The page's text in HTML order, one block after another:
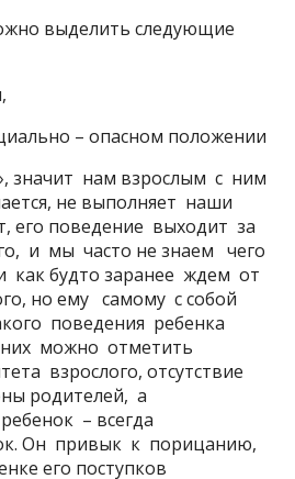
выделить следующие
– опасном положении
значит нам взрослым с ним
не выполняет наши
его поведение выходит за
и мы часто не знаем чего
как будто заранее ждем от
но ему самому с собой
поведения ребенка
можно отметить
взрослого, отсутствие
родителей, а
– всегда
Он привык к порицанию,
его поступков